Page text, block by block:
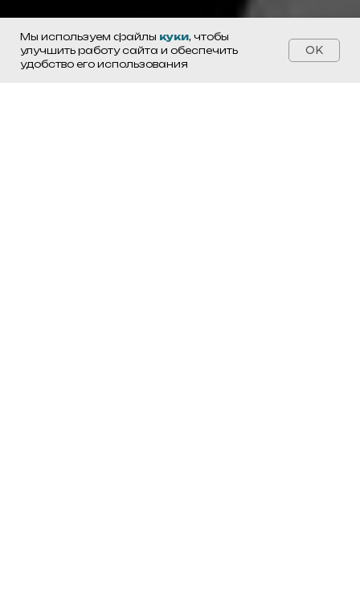
Мы используем файлы куки, чтобы
улучшить работу сайта и обеспечить
удобство его использования
OK